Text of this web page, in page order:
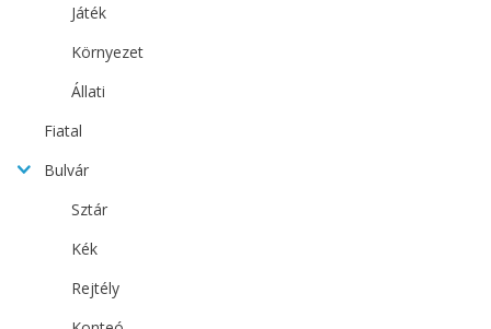
Játék
Környezet
Állati
Fiatal
Bulvár
Sztár
Kék
Rejtély